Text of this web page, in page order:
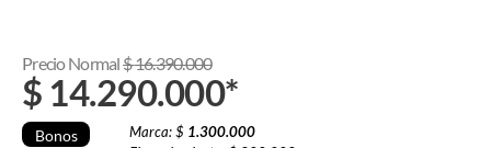
Precio Normal$16.390.000
$ 14.290.000*
Bonos Marca: $ 1.300.000